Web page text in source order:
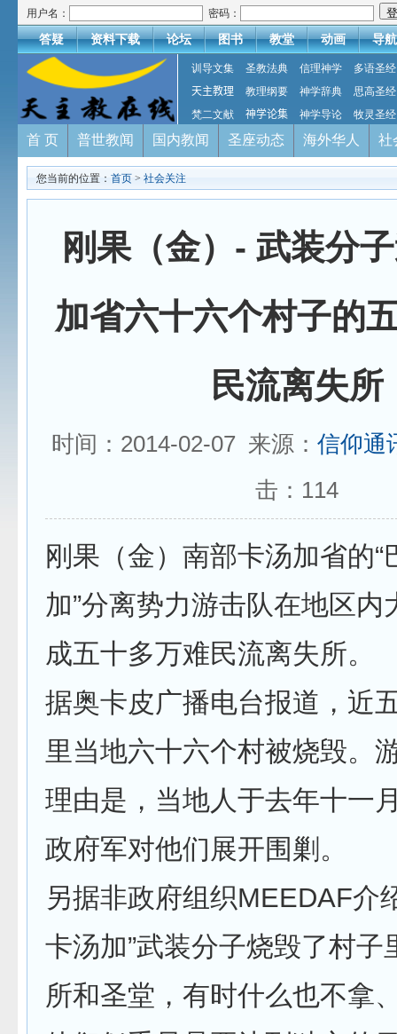
用户名： 密码：
答疑 资料下载 论坛 图书 教堂 动画 导航
训导文集 圣教法典 信理神学
多语圣经
天主教理
教理纲要 神学辞典
思高圣经
梵二文献
神学论集 神学导论 牧灵圣经
首 页 普世教闻 国内教闻 圣座动态 海外华人 社
您当前的位置： 首页 > 社会关注
刚果（金）- 武装分
加省六十六个村子的
民流离失所
时间：2014-02-07 来源： 信仰通
击： 114
刚果（金）南部卡汤加省的“
加”分离势力游击队在地区内
成五十多万难民流离失所。
据奥卡皮广播电台报道，近
里当地六十六个村被烧毁。
理由是，当地人于去年十一
政府军对他们展开围剿。
另据非政府组织MEEDAF介
卡汤加”武装分子烧毁了村子
所和圣堂，有时什么也不拿